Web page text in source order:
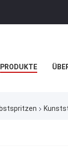
PRODUKTE